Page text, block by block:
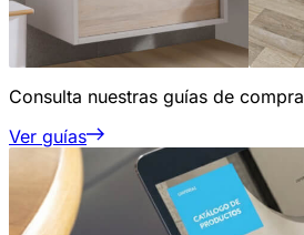
Consulta nuestras guías de compra
Ver guías